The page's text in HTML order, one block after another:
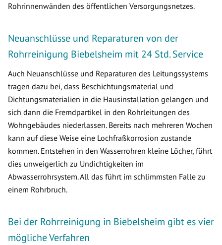
Rohrinnenwänden des öffentlichen Versorgungsnetzes.
Neuanschlüsse und Reparaturen von der
Rohrreinigung Biebelsheim mit 24 Std. Service
Auch Neuanschlüsse und Reparaturen des Leitungssystems
tragen dazu bei, dass Beschichtungsmaterial und
Dichtungsmaterialien in die Hausinstallation gelangen und
sich dann die Fremdpartikel in den Rohrleitungen des
Wohngebäudes niederlassen. Bereits nach mehreren Wochen
kann auf diese Weise eine Lochfraßkorrosion zustande
kommen. Entstehen in den Wasserrohren kleine Löcher, führt
dies unweigerlich zu Undichtigkeiten im
Abwasserrohrsystem. All das führt im schlimmsten Falle zu
einem Rohrbruch.
Bei der Rohrreinigung in Biebelsheim gibt es vier
mögliche Verfahren